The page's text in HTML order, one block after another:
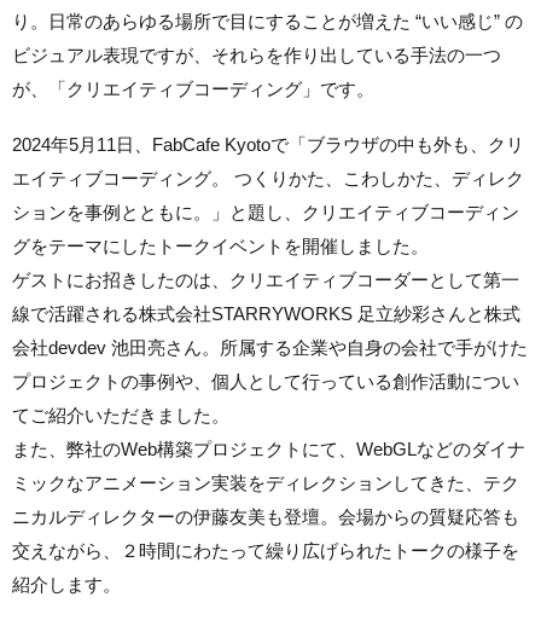
り。日常のあらゆる場所で目にすることが増えた “いい感じ” の
ビジュアル表現ですが、それらを作り出している手法の一つ
が、「クリエイティブコーディング」です。
2024年5月11日、FabCafe Kyotoで「ブラウザの中も外も、クリ
エイティブコーディング。 つくりかた、こわしかた、ディレク
ションを事例とともに。」と題し、クリエイティブコーディン
グをテーマにしたトークイベントを開催しました。
ゲストにお招きしたのは、クリエイティブコーダーとして第一
線で活躍される株式会社STARRYWORKS 足立紗彩さんと株式
会社devdev 池田亮さん。所属する企業や自身の会社で手がけた
プロジェクトの事例や、個人として行っている創作活動につい
てご紹介いただきました。
また、弊社のWeb構築プロジェクトにて、WebGLなどのダイナ
ミックなアニメーション実装をディレクションしてきた、テク
ニカルディレクターの伊藤友美も登壇。会場からの質疑応答も
交えながら、２時間にわたって繰り広げられたトークの様子を
紹介します。